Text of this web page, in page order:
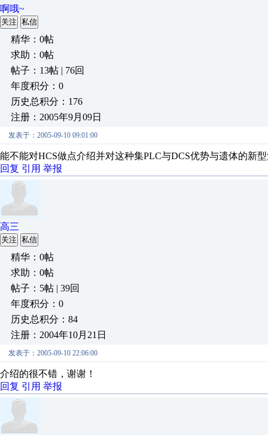
啊哦~
关注 私信
精华：0帖
求助：0帖
帖子：13帖 | 76回
年度积分：0
历史总积分：176
注册：2005年9月09日
发表于：2005-09-10 09:01:00
能不能对HCS做点介绍并对这种集PLC与DCS优势与遗体的新
回复 引用 举报
高三
关注 私信
精华：0帖
求助：0帖
帖子：5帖 | 39回
年度积分：0
历史总积分：84
注册：2004年10月21日
发表于：2005-09-10 22:06:00
介绍的很不错，谢谢！
回复 引用 举报